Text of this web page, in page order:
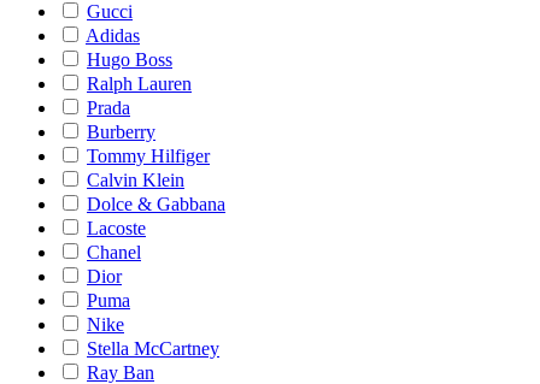
Gucci
Adidas
Hugo Boss
Ralph Lauren
Prada
Burberry
Tommy Hilfiger
Calvin Klein
Dolce & Gabbana
Lacoste
Chanel
Dior
Puma
Nike
Stella McCartney
Ray Ban